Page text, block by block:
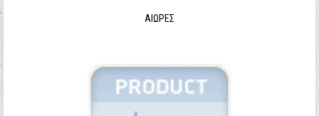
ΑΙΩΡΕΣ